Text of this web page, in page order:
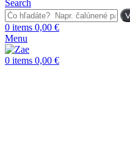
Search
0 items 0,00 €
Menu
0 items 0,00 €